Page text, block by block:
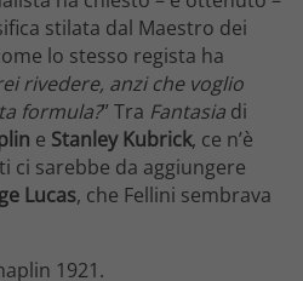
stilata dal Maestro dei
lo stesso regista ha
rivedere, anzi che voglio
formula?” Tra Fantasia di
e Stanley Kubrick, ce n’è
ci sarebbe da aggiungere
Lucas, che Fellini sembrava
1921.